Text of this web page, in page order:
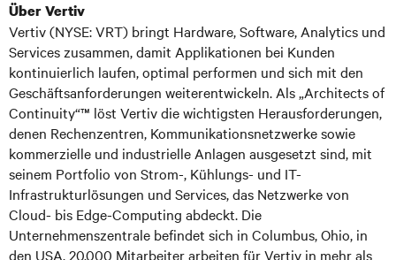
Über Vertiv
Vertiv (NYSE: VRT) bringt Hardware, Software, Analytics und
Services zusammen, damit Applikationen bei Kunden
kontinuierlich laufen, optimal performen und sich mit den
Geschäftsanforderungen weiterentwickeln. Als „Architects of
Continuity“™ löst Vertiv die wichtigsten Herausforderungen,
denen Rechenzentren, Kommunikationsnetzwerke sowie
kommerzielle und industrielle Anlagen ausgesetzt sind, mit
seinem Portfolio von Strom-, Kühlungs- und IT-
Infrastrukturlösungen und Services, das Netzwerke von
Cloud- bis Edge-Computing abdeckt. Die
Unternehmenszentrale befindet sich in Columbus, Ohio, in
den USA. 20.000 Mitarbeiter arbeiten für Vertiv in mehr als